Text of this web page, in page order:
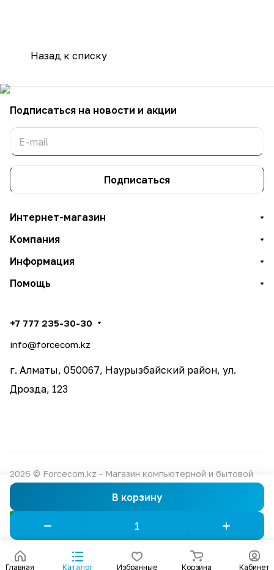
В корзину
Назад к списку
Главная Каталог Избранные Корзина Кабинет
Подписаться на новости и акции
Подписаться
Интернет-магазин
Компания
Информация
Помощь
+7 777 235-30-30
info@forcecom.kz
г. Алматы, 050067, Наурызбайский район, ул.
Дрозда, 123
2026 © Forcecom.kz - Магазин компьютерной и бытовой
техники
Оферта